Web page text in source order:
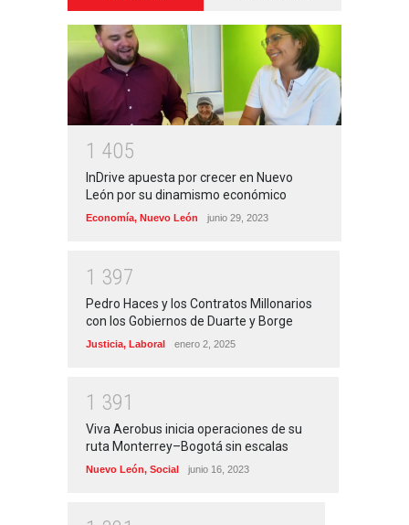
1 405
InDrive apuesta por crecer en Nuevo
León por su dinamismo económico
Economía, Nuevo León junio 29, 2023
1 397
Pedro Haces y los Contratos Millonarios
con los Gobiernos de Duarte y Borge
Justicia, Laboral enero 2, 2025
1 391
Viva Aerobus inicia operaciones de su
ruta Monterrey–Bogotá sin escalas
Nuevo León, Social junio 16, 2023